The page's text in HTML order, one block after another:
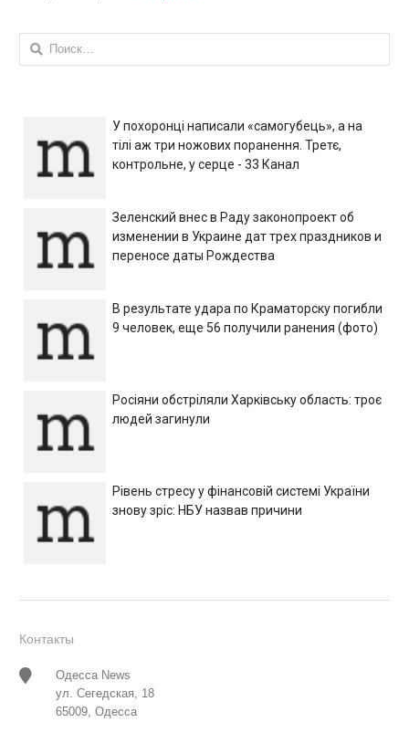
Найти:
У похоронці написали «самогубець», а на
тілі аж три ножових поранення. Третє,
контрольне, у серце - 33 Канал
Зеленский внес в Раду законопроект об
изменении в Украине дат трех праздников и
переносе даты Рождества
В результате удара по Краматорску погибли
9 человек, еще 56 получили ранения (фото)
Росіяни обстріляли Харківську область: троє
людей загинули
Рівень стресу у фінансовій системі України
знову зріс: НБУ назвав причини
Контакты
Одесса News
ул. Сегедская, 18
65009, Одесса